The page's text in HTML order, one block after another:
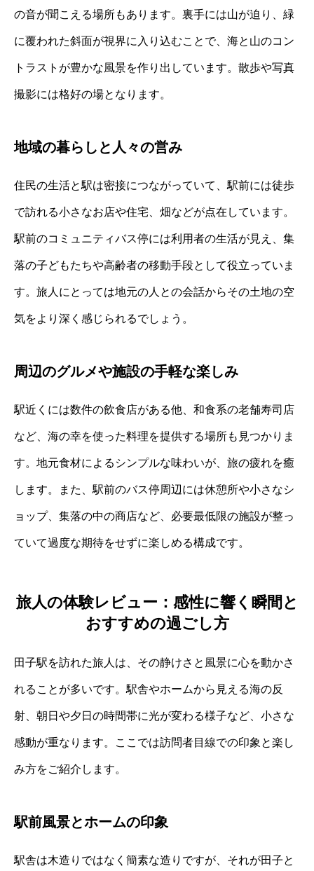
の音が聞こえる場所もあります。裏手には山が迫り、緑
に覆われた斜面が視界に入り込むことで、海と山のコン
トラストが豊かな風景を作り出しています。散歩や写真
撮影には格好の場となります。
地域の暮らしと人々の営み
住民の生活と駅は密接につながっていて、駅前には徒歩
で訪れる小さなお店や住宅、畑などが点在しています。
駅前のコミュニティバス停には利用者の生活が見え、集
落の子どもたちや高齢者の移動手段として役立っていま
す。旅人にとっては地元の人との会話からその土地の空
気をより深く感じられるでしょう。
周辺のグルメや施設の手軽な楽しみ
駅近くには数件の飲食店がある他、和食系の老舗寿司店
など、海の幸を使った料理を提供する場所も見つかりま
す。地元食材によるシンプルな味わいが、旅の疲れを癒
します。また、駅前のバス停周辺には休憩所や小さなシ
ョップ、集落の中の商店など、必要最低限の施設が整っ
ていて過度な期待をせずに楽しめる構成です。
旅人の体験レビュー：感性に響く瞬間と
おすすめの過ごし方
田子駅を訪れた旅人は、その静けさと風景に心を動かさ
れることが多いです。駅舎やホームから見える海の反
射、朝日や夕日の時間帯に光が変わる様子など、小さな
感動が重なります。ここでは訪問者目線での印象と楽し
み方をご紹介します。
駅前風景とホームの印象
駅舎は木造りではなく簡素な造りですが、それが田子と